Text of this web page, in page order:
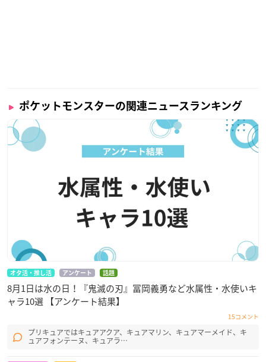
ポケットモンスターの関連ニュースランキング
オタ活・推し活 アンケート 話題
8月1日は水の日！『鬼滅の刃』冨岡義勇など水属性・水使いキ
ャラ10選 【アンケート結果】
15コメント
プリキュアではキュアアクア、キュアマリン、キュアマーメイド、キ
ュアフォンテーヌ、キュアラ…